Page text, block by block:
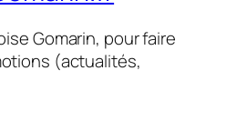
Gomarin, pour faire
(actualités,